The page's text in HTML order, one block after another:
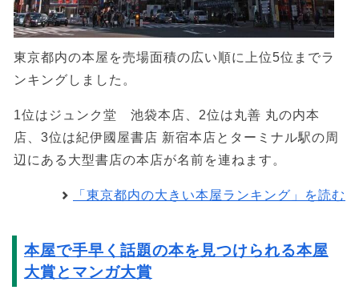
東京都内の本屋を売場面積の広い順に上位5位までラ
ンキングしました。
1位はジュンク堂 池袋本店、2位は丸善 丸の内本
店、3位は紀伊國屋書店 新宿本店とターミナル駅の周
辺にある大型書店の本店が名前を連ねます。
「東京都内の大きい本屋ランキング」を読む
本屋で手早く話題の本を見つけられる本屋
大賞とマンガ大賞